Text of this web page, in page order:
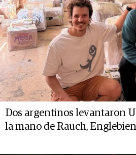
Dos argentinos levantaron
la mano de Rauch,